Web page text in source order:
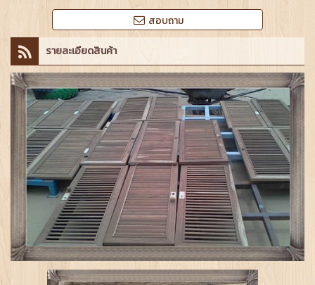
สอบถาม
รายละเอียดสินค้า